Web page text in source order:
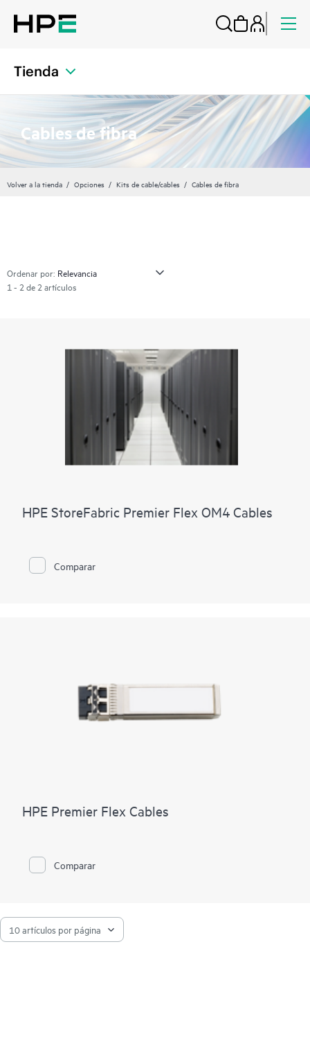
Tienda
Cables de fibra
Volver a la tienda Opciones Kits de cable/cables Cables de fibra
Ordenar por:
1 - 2 de 2 artículos
HPE StoreFabric Premier Flex OM4 Cables
Comparar
HPE Premier Flex Cables
Comparar